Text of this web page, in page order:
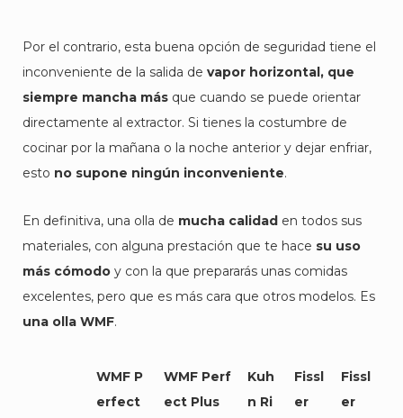
Por el contrario, esta buena opción de seguridad tiene el
inconveniente de la salida de vapor horizontal, que
siempre mancha más que cuando se puede orientar
directamente al extractor. Si tienes la costumbre de
cocinar por la mañana o la noche anterior y dejar enfriar,
esto no supone ningún inconveniente.
En definitiva, una olla de mucha calidad en todos sus
materiales, con alguna prestación que te hace su uso
más cómodo y con la que prepararás unas comidas
excelentes, pero que es más cara que otros modelos. Es
una olla WMF.
WMF P
erfect
WMF Perf
ect Plus
Kuh
n Ri
Fissl
er
Fissl
er